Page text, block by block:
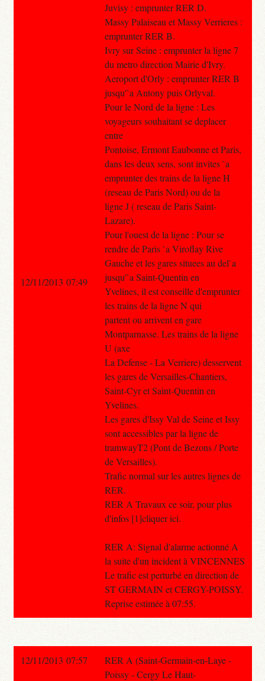
Juvisy : emprunter RER D.
Massy Palaiseau et Massy Verrieres :
emprunter RER B.
Ivry sur Seine : emprunter la ligne 7
du metro direction Mairie d'Ivry.
Aeroport d'Orly : emprunter RER B
jusqu'`a Antony puis Orlyval.
Pour le Nord de la ligne : Les
voyageurs souhaitant se deplacer
entre
Pontoise, Ermont Eaubonne et Paris,
dans les deux sens, sont invites `a
emprunter des trains de la ligne H
(reseau de Paris Nord) ou de la
ligne J ( reseau de Paris Saint-
Lazare).
Pour l'ouest de la ligne : Pour se
rendre de Paris `a Viroflay Rive
Gauche et les gares situees au del`a
jusqu'`a Saint-Quentin en
Yvelines, il est conseille d'emprunter
les trains de la ligne N qui
partent ou arrivent en gare
Montparnasse. Les trains de la ligne
U (axe
La Defense - La Verriere) desservent
les gares de Versailles-Chantiers,
Saint-Cyr et Saint-Quentin en
Yvelines.
Les gares d'Issy Val de Seine et Issy
sont accessibles par la ligne de
tramwayT2 (Pont de Bezons / Porte
de Versailles).
Trafic normal sur les autres lignes de
RER.
RER A Travaux ce soir, pour plus
d'infos [1]cliquer ici.
RER A: Signal d'alarme actionné A
la suite d'un incident à VINCENNES
Le trafic est perturbé en direction de
ST GERMAIN et CERGY-POISSY.
Reprise estimée à 07:55.
12/11/2013 07:49
12/11/2013 07:57
RER A (Saint-Germain-en-Laye -
Poissy - Cergy Le Haut-